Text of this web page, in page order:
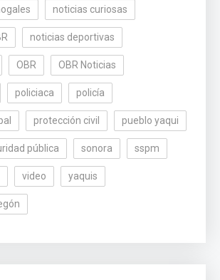
noticias curiosas
noticias deportivas
OBR OBR Noticias
policiaca policía
protección civil pueblo yaqui
pública sonora sspm
video yaquis